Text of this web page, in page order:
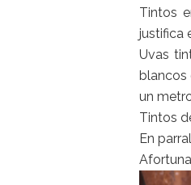
Tintos
justifica
Uvas
blancos
un
Tintos
En